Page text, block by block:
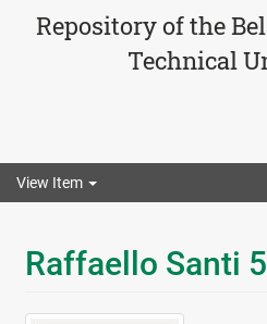
Repository of the
Technical
View Item
Raffaello Santi